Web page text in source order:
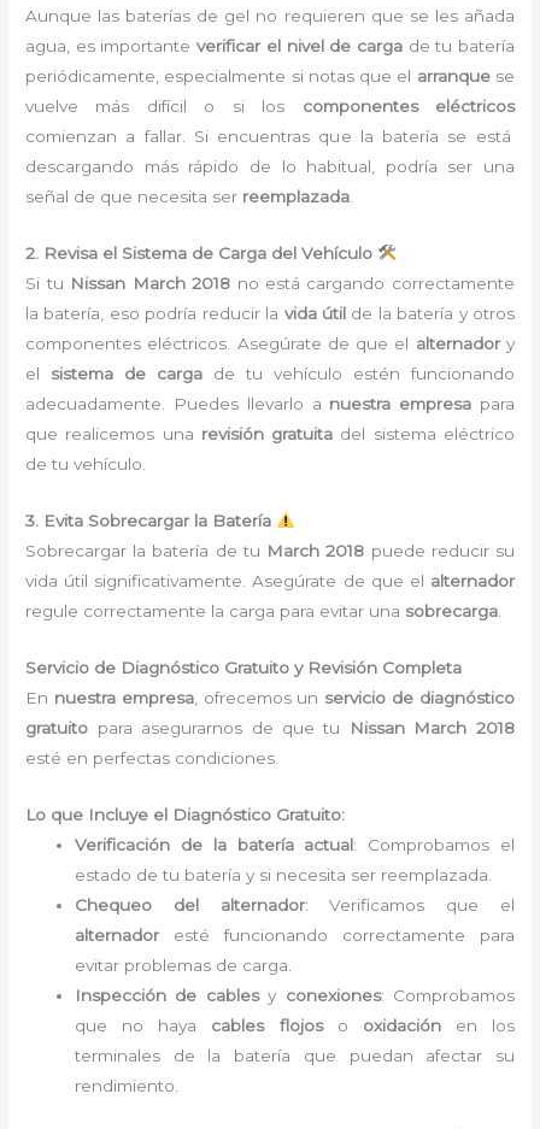
Aunque las baterías de gel no requieren que se les añada
agua, es importanteverificar el nivel de cargade tu batería
periódicamente, especialmente si notas que el arranquese
vuelve más difícil o si los componentes eléctricos
comienzan a fallar. Si encuentras que la batería se está
descargando más rápido de lo habitual, podría ser una
señal de que necesita ser reemplazada.
2. Revisa el Sistema de Carga del Vehículo
Si tu Nissan March 2018 no está cargando correctamente
la batería, eso podría reducir la vida útilde la batería y otros
componentes eléctricos. Asegúrate de que el alternadory
el sistema de carga de tu vehículo estén funcionando
adecuadamente. Puedes llevarlo a nuestra empresa para
que realicemos una revisión gratuita del sistema eléctrico
de tu vehículo.
3. Evita Sobrecargar la Batería
Sobrecargar la batería de tu March 2018 puede reducir su
vida útil significativamente. Asegúrate de que el alternador
regule correctamente la carga para evitar una sobrecarga
Servicio de Diagnóstico Gratuito y Revisión Completa
En nuestra empresa, ofrecemos un servicio de diagnóstico
gratuito para asegurarnos de que tu
Nissan March 2018
esté en perfectas condiciones.
Lo que Incluye el Diagnóstico Gratuito:
Verificación de la batería actual: Comprobamos el
estado de tu batería y si necesita ser reemplazada.
Chequeo del alternador: Verificamos que el
alternadoresté funcionando correctamente para
evitar problemas de carga.
Inspección de cablesy conexiones: Comprobamos
que no haya cables flojoso oxidaciónen los
terminales de la batería que puedan afectar su
rendimiento.